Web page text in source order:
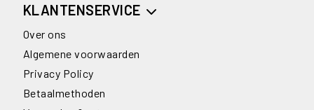
KLANTENSERVICE
Over ons
Algemene voorwaarden
Privacy Policy
Betaalmethoden